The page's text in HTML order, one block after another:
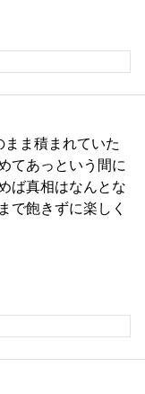
ま積まれていた
てあっという間に
ば真相はなんとな
で飽きずに楽しく